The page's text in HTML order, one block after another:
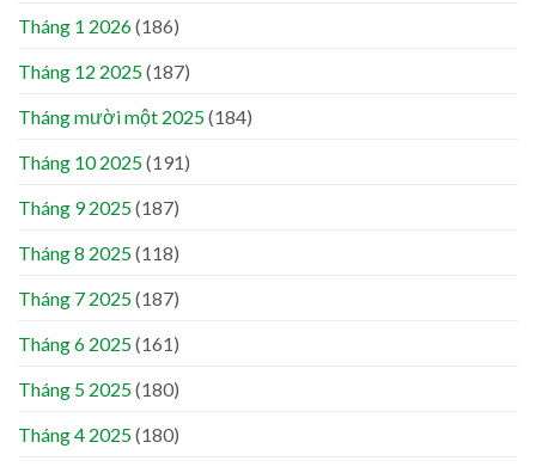
Tháng 1 2026(186)
Tháng 12 2025(187)
Tháng mười một 2025(184)
Tháng 10 2025(191)
Tháng 9 2025(187)
Tháng 8 2025(118)
Tháng 7 2025(187)
Tháng 6 2025(161)
Tháng 5 2025(180)
Tháng 4 2025(180)